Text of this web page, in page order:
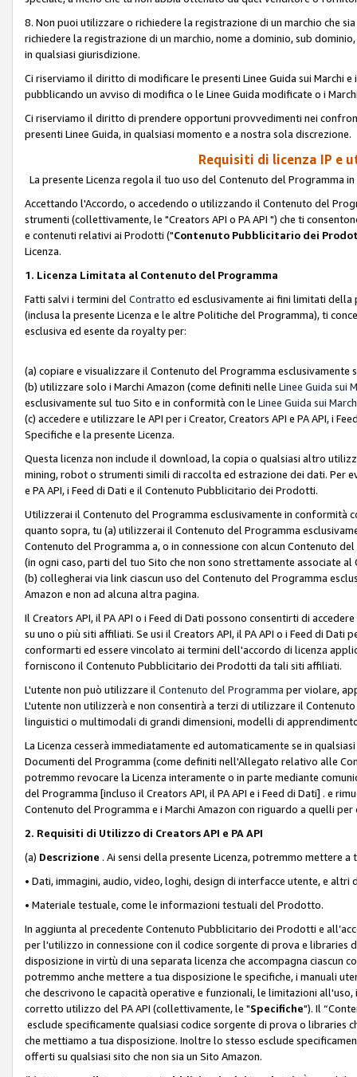
8. Non puoi utilizzare o richiedere la registrazione di un marchio che
richiedere la registrazione di un marchio, nome a dominio, sub
in qualsiasi giurisdizione.
Ci riserviamo il diritto di modificare le presenti Linee Guida sui Marchi
pubblicando un avviso di modifica o le Linee Guida modificate o i
Ci riserviamo il diritto di prendere opportuni provvedimenti nei
presenti Linee Guida, in qualsiasi momento e a nostra sola discrezione.
Requisiti di licenza IP e
La presente Licenza regola il tuo uso del Contenuto del Programma
Accettando l'Accordo, o accedendo o utilizzando il Contenuto del
strumenti (collettivamente, le "Creators API o PA API ") che ti
e contenuti relativi ai Prodotti ("Contenuto Pubblicitario dei
Licenza.
1. Licenza Limitata al Contenuto del Programma
Fatti salvi i termini del Contratto ed esclusivamente ai fini limitati
(inclusa la presente Licenza e le altre Politiche del Programma), ti
esclusiva ed esente da royalty per:
(a) copiare e visualizzare il Contenuto del Programma esclusivamente
(b) utilizzare solo i Marchi Amazon (come definiti nelle Linee Guida sui
esclusivamente sul tuo Sito e in conformità con le Linee Guida sui March
(c) accedere e utilizzare le API per i Creator, Creators API e PA API, i
Specifiche e la presente Licenza.
Questa licenza non include il download, la copia o qualsiasi altro
mining, robot o strumenti simili di raccolta ed estrazione dei dati. Per
e PA API, i Feed di Dati e il Contenuto Pubblicitario dei Prodotti.
Utilizzerai il Contenuto del Programma esclusivamente in conformità
quanto sopra, tu (a) utilizzerai il Contenuto del Programma
Contenuto del Programma a, o in connessione con alcun Contenuto
(in ogni caso, parti del tuo Sito che non sono strettamente associate
(b) collegherai via link ciascun uso del Contenuto del Programma
Amazon e non ad alcuna altra pagina.
Il Creators API, il PA API o i Feed di Dati possono consentirti di
su uno o più siti affiliati. Se usi il Creators API, il PA API o i Feed di
conformarti ed essere vincolato ai termini dell'accordo di licenza
forniscono il Contenuto Pubblicitario dei Prodotti da tali siti affiliati.
L'utente non può utilizzare il Contenuto del Programma per violare,
L'utente non utilizzerà e non consentirà a terzi di utilizzare il
linguistici o multimodali di grandi dimensioni, modelli di
La Licenza cesserà immediatamente ed automaticamente se in
Documenti del Programma (come definiti nell'Allegato relativo alle
potremmo revocare la Licenza interamente o in parte mediante
del Programma [incluso il Creators API, il PA API e i Feed di Dati] . e
Contenuto del Programma e i Marchi Amazon con riguardo a quelli
2. Requisiti di Utilizzo di Creators API e PA API
(a) Descrizione . Ai sensi della presente Licenza, potremmo mettere
• Dati, immagini, audio, video, loghi, design di interfacce utente, e altri
• Materiale testuale, come le informazioni testuali del Prodotto.
In aggiunta al precedente Contenuto Pubblicitario dei Prodotti e
per l'utilizzo in connessione con il codice sorgente di prova e libraries
disposizione in virtù di una separata licenza che accompagna ciascun
potremmo anche mettere a tua disposizione le specifiche, i manuali
che descrivono le capacità operative e funzionali, le limitazioni
corretto utilizzo del PA API (collettivamente, le "Specifiche"). Il
esclude specificamente qualsiasi codice sorgente di prova o libraries
che mettiamo a tua disposizione. Inoltre lo stesso esclude
offerti su qualsiasi sito che non sia un Sito Amazon.